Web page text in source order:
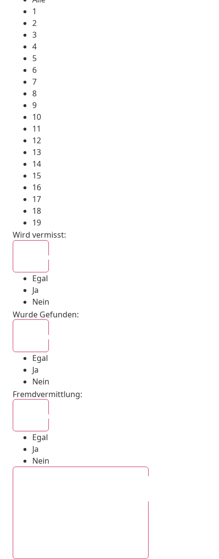
1
2
3
4
5
6
7
8
9
10
11
12
13
14
15
16
17
18
19
Wird vermisst:
Egal
Ja
Nein
Wurde Gefunden:
Egal
Ja
Nein
Fremdvermittlung:
Egal
Ja
Nein